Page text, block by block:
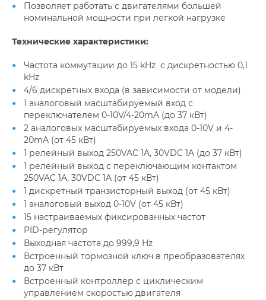
Позволяет работать с двигателями большей
номинальной мощности при легкой нагрузке
Технические характеристики:
Частота коммутации до 15 kHz с дискретностью 0,1
kHz
4/6 дискретных входа (в зависимости от модели)
1 аналоговый масштабируемый вход с
переключателем 0-10V/4-20mA (до 37 кВт)
2 аналоговых масштабируемых входа 0-10V и 4-
20mA (от 45 кВт)
1 релейный выход 250VAC 1A, 30VDC 1A (до 37 кВт)
1 релейный выход с переключающим контактом
250VAC 1A, 30VDC 1A (от 45 кВт)
1 дискретный транзисторный выход (от 45 кВт)
1 аналоговый выход 0-10V (от 45 кВт)
15 настраиваемых фиксированных частот
PID-регулятор
Выходная частота до 999,9 Hz
Встроенный тормозной ключ в преобразователях
до 37 кВт
Встроенный контроллер с циклическим
управлением скоростью двигателя